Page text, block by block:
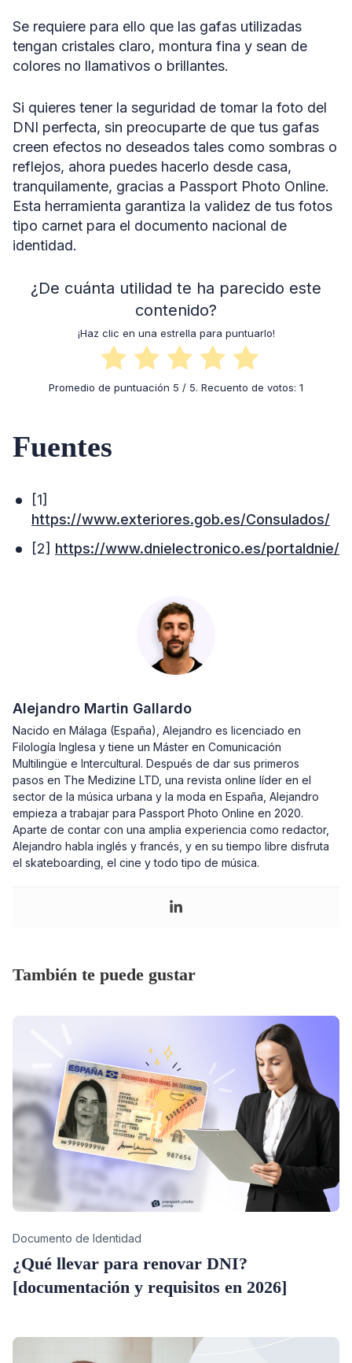
Se requiere para ello que las gafas utilizadas
tengan cristales claro, montura fina y sean de
colores no llamativos o brillantes.
Si quieres tener la seguridad de tomar la foto del
DNI perfecta, sin preocuparte de que tus gafas
creen efectos no deseados tales como sombras o
reflejos, ahora puedes hacerlo desde casa,
tranquilamente, gracias a Passport Photo Online.
Esta herramienta garantiza la validez de tus fotos
tipo carnet para el documento nacional de
identidad.
¿De cuánta utilidad te ha parecido este
contenido?
¡Haz clic en una estrella para puntuarlo!
Promedio de puntuación 5 / 5. Recuento de votos: 1
Fuentes
[1]
https://www.exteriores.gob.es/Consulados/
[2] https://www.dnielectronico.es/portaldnie/
Alejandro Martin Gallardo
Nacido en Málaga (España), Alejandro es licenciado en
Filología Inglesa y tiene un Máster en Comunicación
Multilingüe e Intercultural. Después de dar sus primeros
pasos en The Medizine LTD, una revista online líder en el
sector de la música urbana y la moda en España, Alejandro
empieza a trabajar para Passport Photo Online en 2020.
Aparte de contar con una amplia experiencia como redactor,
Alejandro habla inglés y francés, y en su tiempo libre disfruta
el skateboarding, el cine y todo tipo de música.
También te puede gustar
Category
Documento de Identidad
¿Qué llevar para renovar DNI?
[documentación y requisitos en 2026]